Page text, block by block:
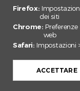
+
Firefox:
dei siti
Chrome:
web
Safari: Impostazioni
ACCETTARE